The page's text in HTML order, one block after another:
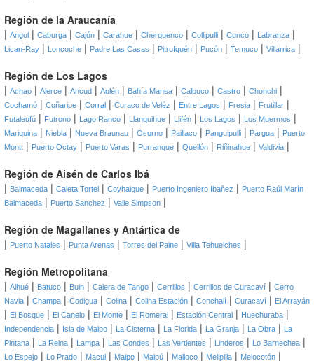
Región de la Araucanía
| Angol | Caburga | Cajón | Carahue | Cherquenco | Collipulli | Cunco | Labranza |
Lican-Ray | Loncoche | Padre Las Casas | Pitrufquén | Pucón | Temuco | Villarrica |
Región de Los Lagos
| Achao | Alerce | Ancud | Aulén | Bahía Mansa | Calbuco | Castro | Chonchi |
Cochamó | Coñaripe | Corral | Curaco de Veléz | Entre Lagos | Fresia | Frutillar |
Futaleufú | Futrono | Lago Ranco | Llanquihue | Llifén | Los Lagos | Los Muermos |
Mariquina | Niebla | Nueva Braunau | Osorno | Paillaco | Panguipulli | Pargua | Puerto
Montt | Puerto Octay | Puerto Varas | Purranque | Quellón | Riñinahue | Valdivia |
Región de Aisén de Carlos Ibá
| Balmaceda | Caleta Tortel | Coyhaique | Puerto Ingeniero Ibañez | Puerto Raúl Marín
Balmaceda | Puerto Sanchez | Valle Simpson |
Región de Magallanes y Antártica de
| Puerto Natales | Punta Arenas | Torres del Paine | Villa Tehuelches |
Región Metropolitana
| Alhué | Batuco | Buin | Calera de Tango | Cerrillos | Cerrillos de Curacaví | Cerro
Navia | Champa | Codigua | Colina | Colina Estación | Conchalí | Curacaví | El Arrayán
| El Bosque | El Canelo | El Monte | El Romeral | Estación Central | Huechuraba |
Independencia | Isla de Maipo | La Cisterna | La Florida | La Granja | La Obra |
La
Pintana | La Reina | Lampa | Las Condes | Las Vertientes | Linderos | Lo Barnechea |
Lo Espejo | Lo Prado | Macul | Maipo | Maipú | Malloco | Melipilla | Melocotón |